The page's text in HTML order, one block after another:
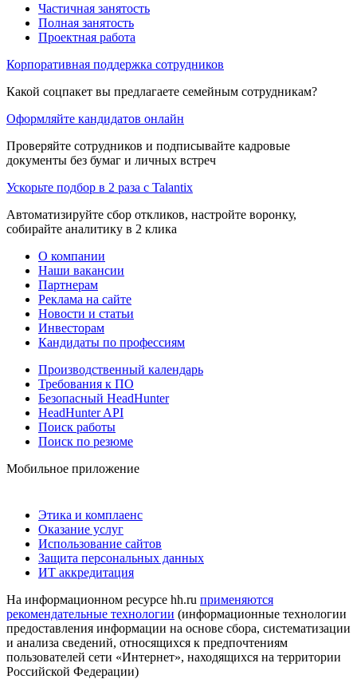
Частичная занятость
Полная занятость
Проектная работа
Корпоративная поддержка сотрудников
Какой соцпакет вы предлагаете семейным сотрудникам?
Оформляйте кандидатов онлайн
Проверяйте сотрудников и подписывайте кадровые
документы без бумаг и личных встреч
Ускорьте подбор в 2 раза с Talantix
Автоматизируйте сбор откликов, настройте воронку,
собирайте аналитику в 2 клика
О компании
Наши вакансии
Партнерам
Реклама на сайте
Новости и статьи
Инвесторам
Кандидаты по профессиям
Производственный календарь
Требования к ПО
Безопасный HeadHunter
HeadHunter API
Поиск работы
Поиск по резюме
Мобильное приложение
Этика и комплаенс
Оказание услуг
Использование сайтов
Защита персональных данных
ИТ аккредитация
На информационном ресурсе hh.ru применяются
рекомендательные технологии (информационные технологии
предоставления информации на основе сбора, систематизации
и анализа сведений, относящихся к предпочтениям
пользователей сети «Интернет», находящихся на территории
Российской Федерации)